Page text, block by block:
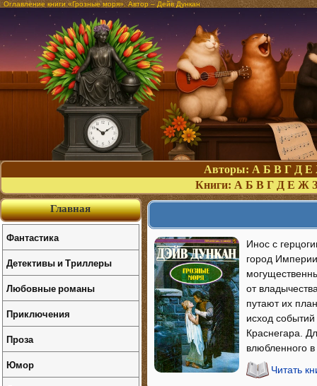
Оглавление книги «Грозные моря». Автор – Дейв Дункан
Авторы: А Б В Г Д Е
Книги: А Б В Г Д Е Ж З
Инос с
город
от
путают их
исход
Краснегара.
влюбленного
Читать
Главная
Фантастика
Детективы и Триллеры
Любовные романы
Приключения
Проза
Юмор